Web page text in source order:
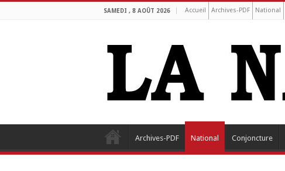
SAMEDI , 8 AOÛT 2026 Accueil Archives-PDF National
Archives-PDF National Conjoncture